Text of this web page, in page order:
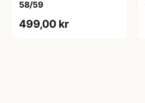
58/59
499,00 kr